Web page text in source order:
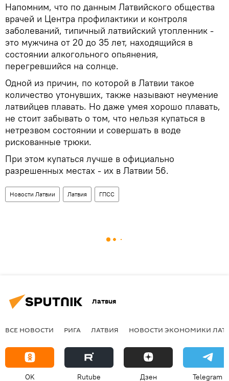
​Напомним, что по данным Латвийского общества
врачей и Центра профилактики и контроля
заболеваний, типичный латвийский утопленник -
это мужчина от 20 до 35 лет, находящийся в
состоянии алкогольного опьянения,
перегревшийся на солнце.
Одной из причин, по которой в Латвии такое
количество утонувших, также называют неумение
латвийцев плавать. Но даже умея хорошо плавать,
не стоит забывать о том, что нельзя купаться в
нетрезвом состоянии и совершать в воде
рискованные трюки.
При этом купаться лучше в официально
разрешенных местах - их в Латвии 56.
Новости Латвии Латвия ГПСС
Латвия
ВСЕ НОВОСТИ РИГА ЛАТВИЯ НОВОСТИ ЭКОНОМИКИ
OK Rutube Дзен Telegram